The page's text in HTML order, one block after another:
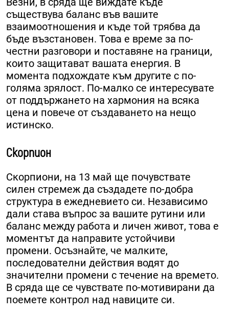
съществува баланс във вашите
взаимоотношения и къде той трябва да
бъде възстановен. Това е време за по-
честни разговори и поставяне на граници,
които защитават вашата енергия. В
момента подхождате към другите с по-
голяма зрялост. По-малко се интересувате
от поддържането на хармония на всяка
цена и повече от създаването на нещо
истинско.
Скорпион
Скорпиони, на 13 май ще почувствате
силен стремеж да създадете по-добра
структура в ежедневието си. Независимо
дали става въпрос за вашите рутини или
баланс между работа и личен живот, това е
моментът да направите устойчиви
промени. Осъзнайте, че малките,
последователни действия водят до
значителни промени с течение на времето.
В сряда ще се чувствате по-мотивирани да
поемете контрол над навиците си.